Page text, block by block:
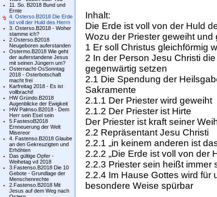
11. So. B2018 Bund und
Ernte
4. Osterso.B2018 Die Erde
ist voll der Huld des Herrn
3. Osterso.B2018 - Woher
stamme ich?
2.Osterso.B2018
Neugeboren auferstanden
Ostermo.B2018 Wie geht
der auferstandene Jesus
mit seinen Jüngern um?
Osternacht-OsSonntag
2018 - Osterbotschaft
macht frei
Karfreitag 2018 - Es ist
vollbracht!
HW Gründo.B2018
Augenblicke der Ewigkeit
HW Palmso.B2018 - Dem
Herr sein Esel sein
5.FastesoB2018
Ernneuerung der Welt
Misereor
4. Fastenso.B2018 Glaube
an den Gekreuzigten und
Erhöhten
Das gültige Opfer -
Weihetag vd 2018
3.Fastenso.B2018 Die 10
Gebote - Grundlage der
Menschenrechte
2.Fastenso.B2018 Mit
Jesus auf dem Weg nach
Inhalt:
Die Erde ist voll von der Huld
Wozu der Priester geweiht und
1 Er soll Christus gleichförmig
2 In der Person Jesu Christi
gegenwärtig setzen
2.1 Die Spendung der
Sakramente
2.1.1 Der Priester wird geweiht
2.1.2 Der Priester ist Hirte
Der Priester ist kraft seiner
2.2 Repräsentant Jesu Christi
2.2.1 „in keinem anderen ist
2.2.2 „Die Erde ist voll von der
2.2.3 Priester sein heißt immer
2.2.4 Im Hause Gottes wird für
besondere Weise spürbar